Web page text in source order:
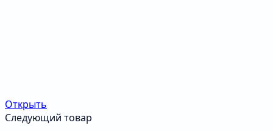
Открыть
Следующий товар